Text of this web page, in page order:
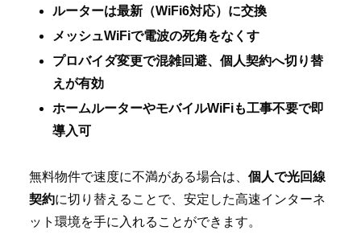
ルーターは最新（WiFi6対応）に交換
メッシュWiFiで電波の死角をなくす
プロバイダ変更で混雑回避、個人契約へ切り替
えが有効
ホームルーターやモバイルWiFiも工事不要で即
導入可
無料物件で速度に不満がある場合は、 個人で光回線
契約に切り替えることで、安定した高速インターネ
ット環境を手に入れることができます。